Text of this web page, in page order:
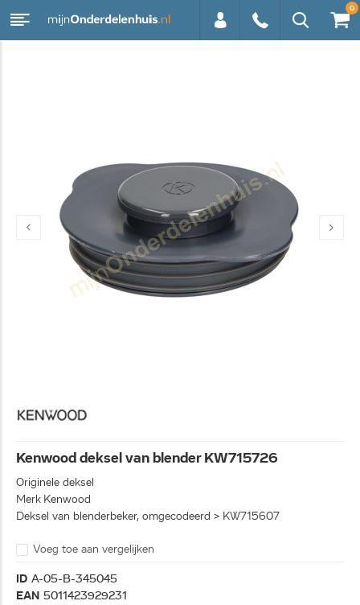
0
Kenwood deksel van blender KW715726
Originele deksel
Merk Kenwood
Deksel van blenderbeker, omgecodeerd > KW715607
Voeg toe aan vergelijken
ID A-05-B-345045
EAN 5011423929231